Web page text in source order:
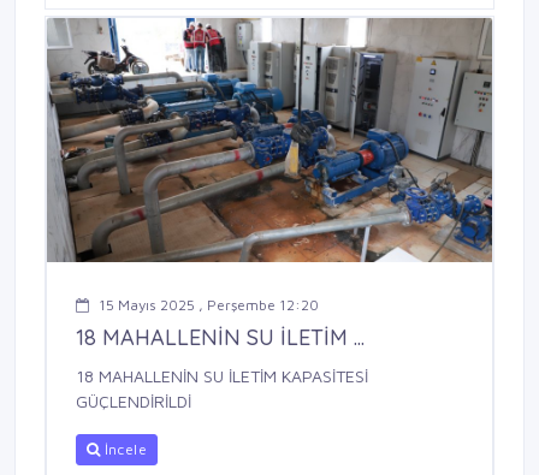
15 Mayıs 2025 , Perşembe 12:20
18 MAHALLENİN SU İLETİM ...
18 MAHALLENİN SU İLETİM KAPASİTESİ
GÜÇLENDİRİLDİ
İncele